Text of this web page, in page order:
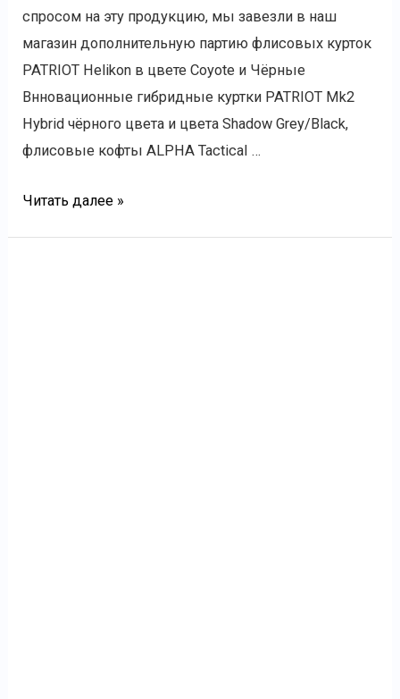
спросом на эту продукцию, мы завезли в наш
магазин дополнительную партию флисовых курток
PATRIOT Helikon в цвете Coyote и Чёрные
Bнновационные гибридные куртки PATRIOT Mk2
Hybrid чёрного цвета и цвета Shadow Grey/Black,
флисовые кофты ALPHA Tactical …
Читать далее »